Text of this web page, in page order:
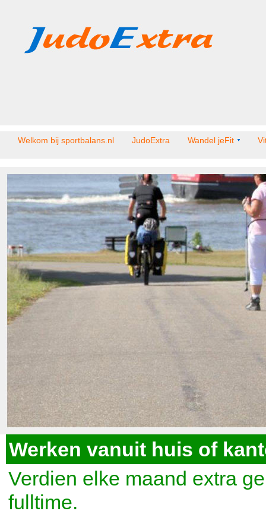
Welkom bij sportbalans.nl JudoExtra Wandel jeFit
Werken vanuit huis of
Verdien elke maand extra
fulltime.